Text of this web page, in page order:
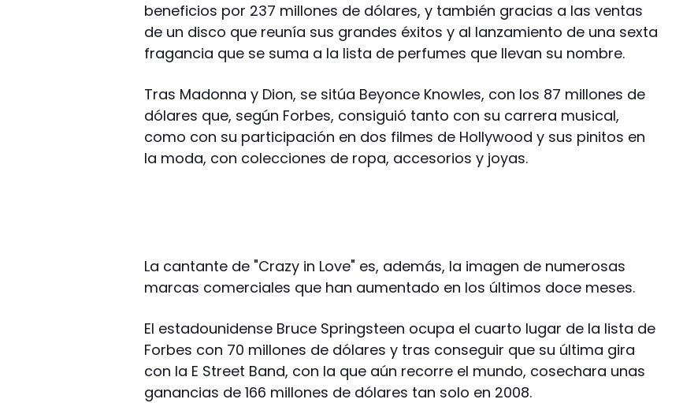
beneficios por 237 millones de dólares, y también gracias a las ventas
de un disco que reunía sus grandes éxitos y al lanzamiento de una sexta
fragancia que se suma a la lista de perfumes que llevan su nombre.
Tras Madonna y Dion, se sitúa Beyonce Knowles, con los 87 millones de
dólares que, según Forbes, consiguió tanto con su carrera musical,
como con su participación en dos filmes de Hollywood y sus pinitos en
la moda, con colecciones de ropa, accesorios y joyas.
La cantante de "Crazy in Love" es, además, la imagen de numerosas
marcas comerciales que han aumentado en los últimos doce meses.
El estadounidense Bruce Springsteen ocupa el cuarto lugar de la lista de
Forbes con 70 millones de dólares y tras conseguir que su última gira
con la E Street Band, con la que aún recorre el mundo, cosechara unas
ganancias de 166 millones de dólares tan solo en 2008.